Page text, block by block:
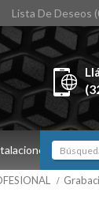
Lista De Deseos